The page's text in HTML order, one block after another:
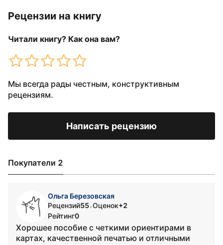
Рецензии на книгу
Читали книгу? Как она вам?
Мы всегда рады честным, конструктивным
рецензиям.
Написать рецензию
Покупатели 2
Ольга Березовская
Рецензий55•Оценок+2
Рейтинг0
Хорошее пособие с четкими ориентирами в
картах, качественной печатью и отличными